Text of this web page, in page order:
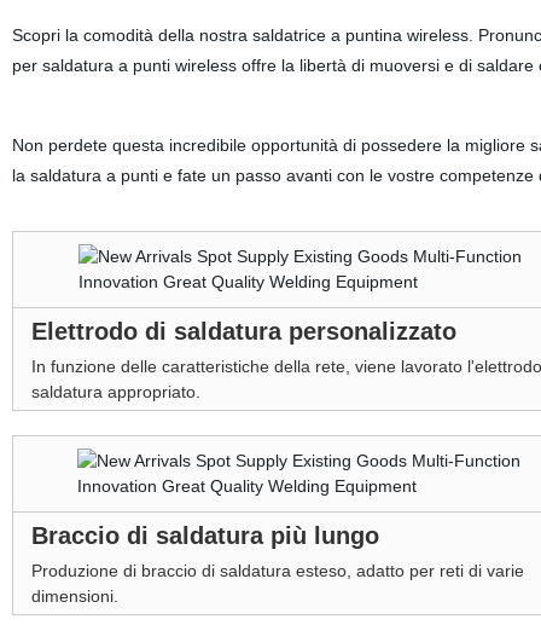
Scopri la comodità della nostra saldatrice a puntina wireless.
per saldatura a punti wireless offre la libertà di muoversi e di
Non perdete questa incredibile opportunità di possedere la migliore
la saldatura a punti e fate un passo avanti con le vostre competenze
Elettrodo di saldatura personalizzato
In funzione delle caratteristiche della rete, viene lavorato
saldatura appropriato.
Braccio di saldatura più lungo
Produzione di braccio di saldatura esteso, adatto per reti di varie
dimensioni.